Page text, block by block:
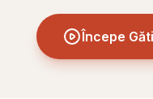
Începe